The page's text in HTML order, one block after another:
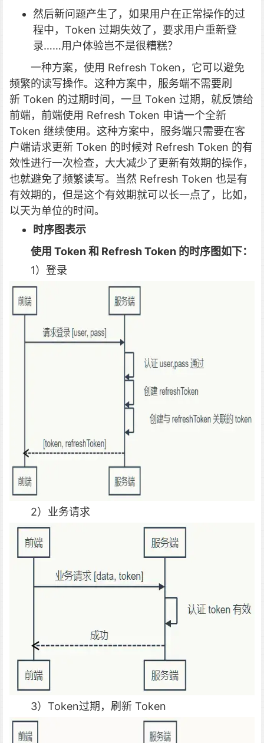
然后新问题产生了，如果用户在正常操作的过
程中，Token 过期失效了，要求用户重新登
录……用户体验岂不是很糟糕？
一种方案，使用 Refresh Token，它可以避免
频繁的读写操作。这种方案中，服务端不需要刷
新 Token 的过期时间，一旦 Token 过期，就反馈给
前端，前端使用 Refresh Token 申请一个全新
Token 继续使用。这种方案中，服务端只需要在客
户端请求更新 Token 的时候对 Refresh Token 的有
效性进行一次检查，大大减少了更新有效期的操作，
也就避免了频繁读写。当然 Refresh Token 也是有
有效期的，但是这个有效期就可以长一点了，比如，
以天为单位的时间。
时序图表示
使用 Token 和 Refresh Token 的时序图如下：
1）登录
2）业务请求
3）Token过期，刷新 Token